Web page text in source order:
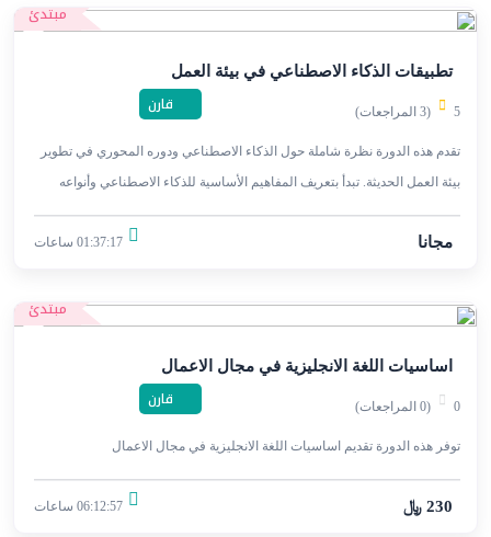
مبتدئ
تطبيقات الذكاء الاصطناعي في بيئة العمل
5 (3 المراجعات) قارن
تقدم هذه الدورة نظرة شاملة حول الذكاء الاصطناعي ودوره المحوري في تطوير
بيئة العمل الحديثة. تبدأ بتعريف المفاهيم الأساسية للذكاء الاصطناعي وأنواعه
المختلفة.
مجانا 01:37:17 ساعات
مبتدئ
اساسيات اللغة الانجليزية في مجال الاعمال
0 (0 المراجعات) قارن
توفر هذه الدورة تقديم اساسيات اللغة الانجليزية في مجال الاعمال
230 ﷼ 06:12:57 ساعات